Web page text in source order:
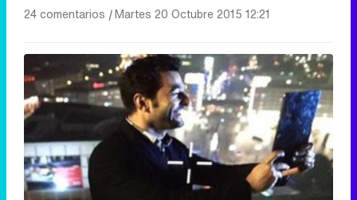
24 comentarios |Martes 20 Octubre 2015 12:21